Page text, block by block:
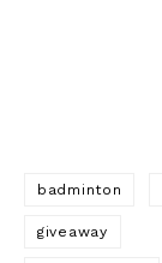
badminton
giveaway